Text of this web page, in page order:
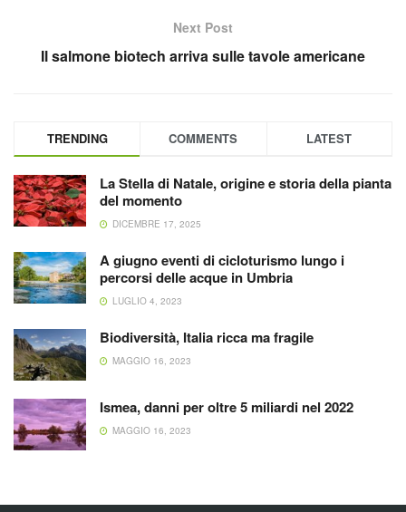
Next Post
Il salmone biotech arriva sulle tavole americane
TRENDING COMMENTS LATEST
La Stella di Natale, origine e storia della pianta
del momento
DICEMBRE 17, 2025
A giugno eventi di cicloturismo lungo i
percorsi delle acque in Umbria
LUGLIO 4, 2023
Biodiversità, Italia ricca ma fragile
MAGGIO 16, 2023
Ismea, danni per oltre 5 miliardi nel 2022
MAGGIO 16, 2023